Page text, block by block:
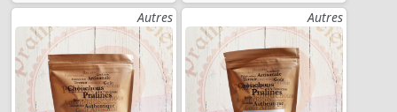
Autres
Autres